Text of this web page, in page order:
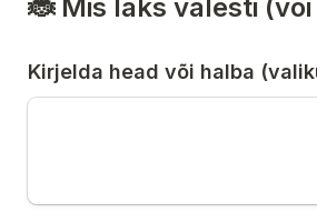
🐞 Mis läks valesti (või
Kirjelda head või halba